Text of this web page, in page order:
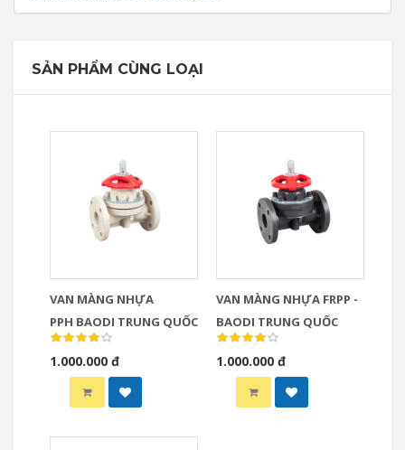
SẢN PHẨM CÙNG LOẠI
VAN MÀNG NHỰA
PPH BAODI TRUNG QUỐC
1.000.000 đ
VAN MÀNG NHỰA ​​​​​​​FRPP -
BAODI TRUNG QUỐC
1.000.000 đ